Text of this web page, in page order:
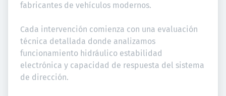
fabricantes de vehículos modernos.
Cada intervención comienza con una evaluación
técnica detallada donde analizamos
funcionamiento hidráulico estabilidad
electrónica y capacidad de respuesta del sistema
de dirección.